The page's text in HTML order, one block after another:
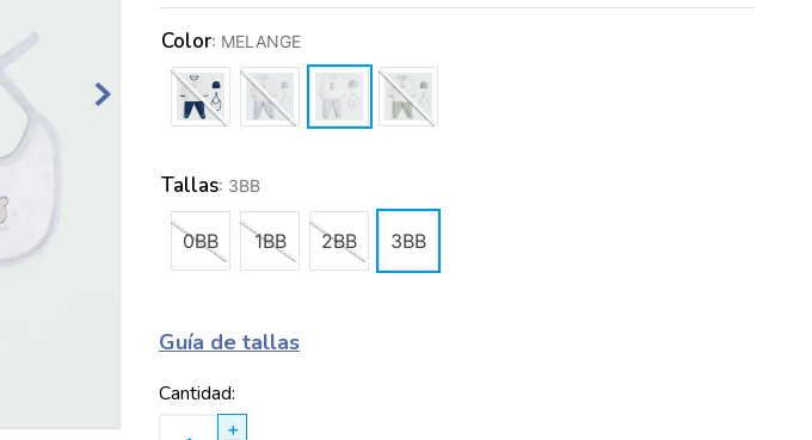
Tallas: 3BB
0BB 1BB 2BB 3BB
Color: MELANGE
Guía de tallas
Cantidad
＋